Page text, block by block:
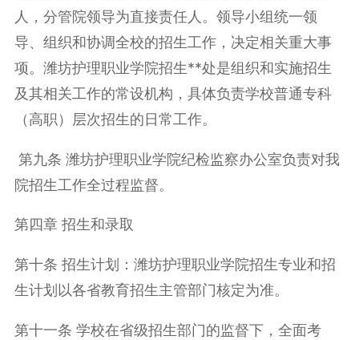
人，分管院领导为直接责任人。领导小组统一领
导、组织和协调全校的招生工作，决定相关重大事
项。潍坊护理职业学院招生**处是组织和实施招生
及其相关工作的常设机构，具体负责学校普通专科
（高职）层次招生的日常工作。
第九条 潍坊护理职业学院纪检监察办公室负责对我
院招生工作全过程监督。
第四章 招生和录取
第十条 招生计划：潍坊护理职业学院招生专业和招
生计划以各省教育招生主管部门核定为准。
第十一条 学校在省级招生部门的监督下，全面考